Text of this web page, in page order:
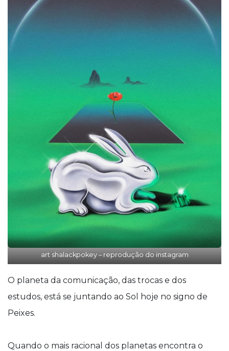
art shalackpokey – reprodução do instagram
O planeta da comunicação, das trocas e dos
estudos, está se juntando ao Sol hoje no signo de
Peixes.
Quando o mais racional dos planetas encontra o